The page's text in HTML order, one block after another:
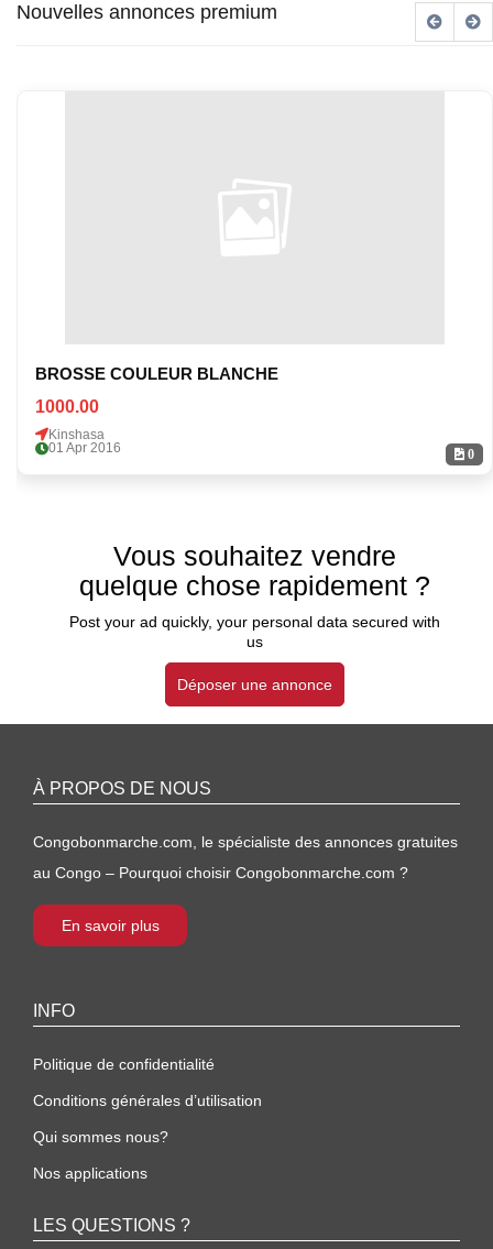
Nouvelles annonces premium
0
BROSSE COULEUR BLANCHE
1000.00
Kinshasa
01 Apr 2016
Vous souhaitez vendre
quelque chose rapidement ?
Post your ad quickly, your personal data secured with
us
Déposer une annonce
À PROPOS DE NOUS
Congobonmarche.com, le spécialiste des annonces gratuites
au Congo – Pourquoi choisir Congobonmarche.com ?
En savoir plus
INFO
Politique de confidentialité
Conditions générales d’utilisation
Qui sommes nous?
Nos applications
LES QUESTIONS ?